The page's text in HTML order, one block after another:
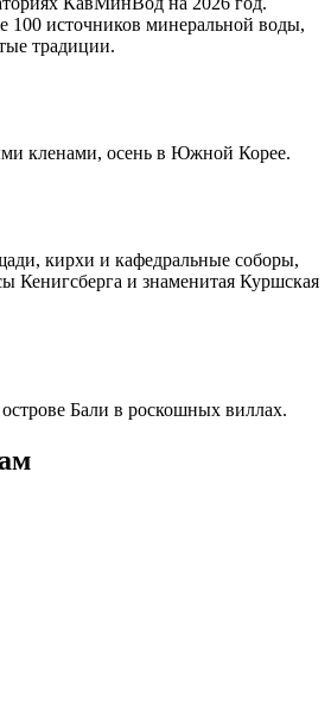
источников минеральной воды,
традиции.
кленами, осень в Южной Корее.
кирхи и кафедральные соборы,
Кенигсберга и знаменитая Куршская
Бали в роскошных виллах.